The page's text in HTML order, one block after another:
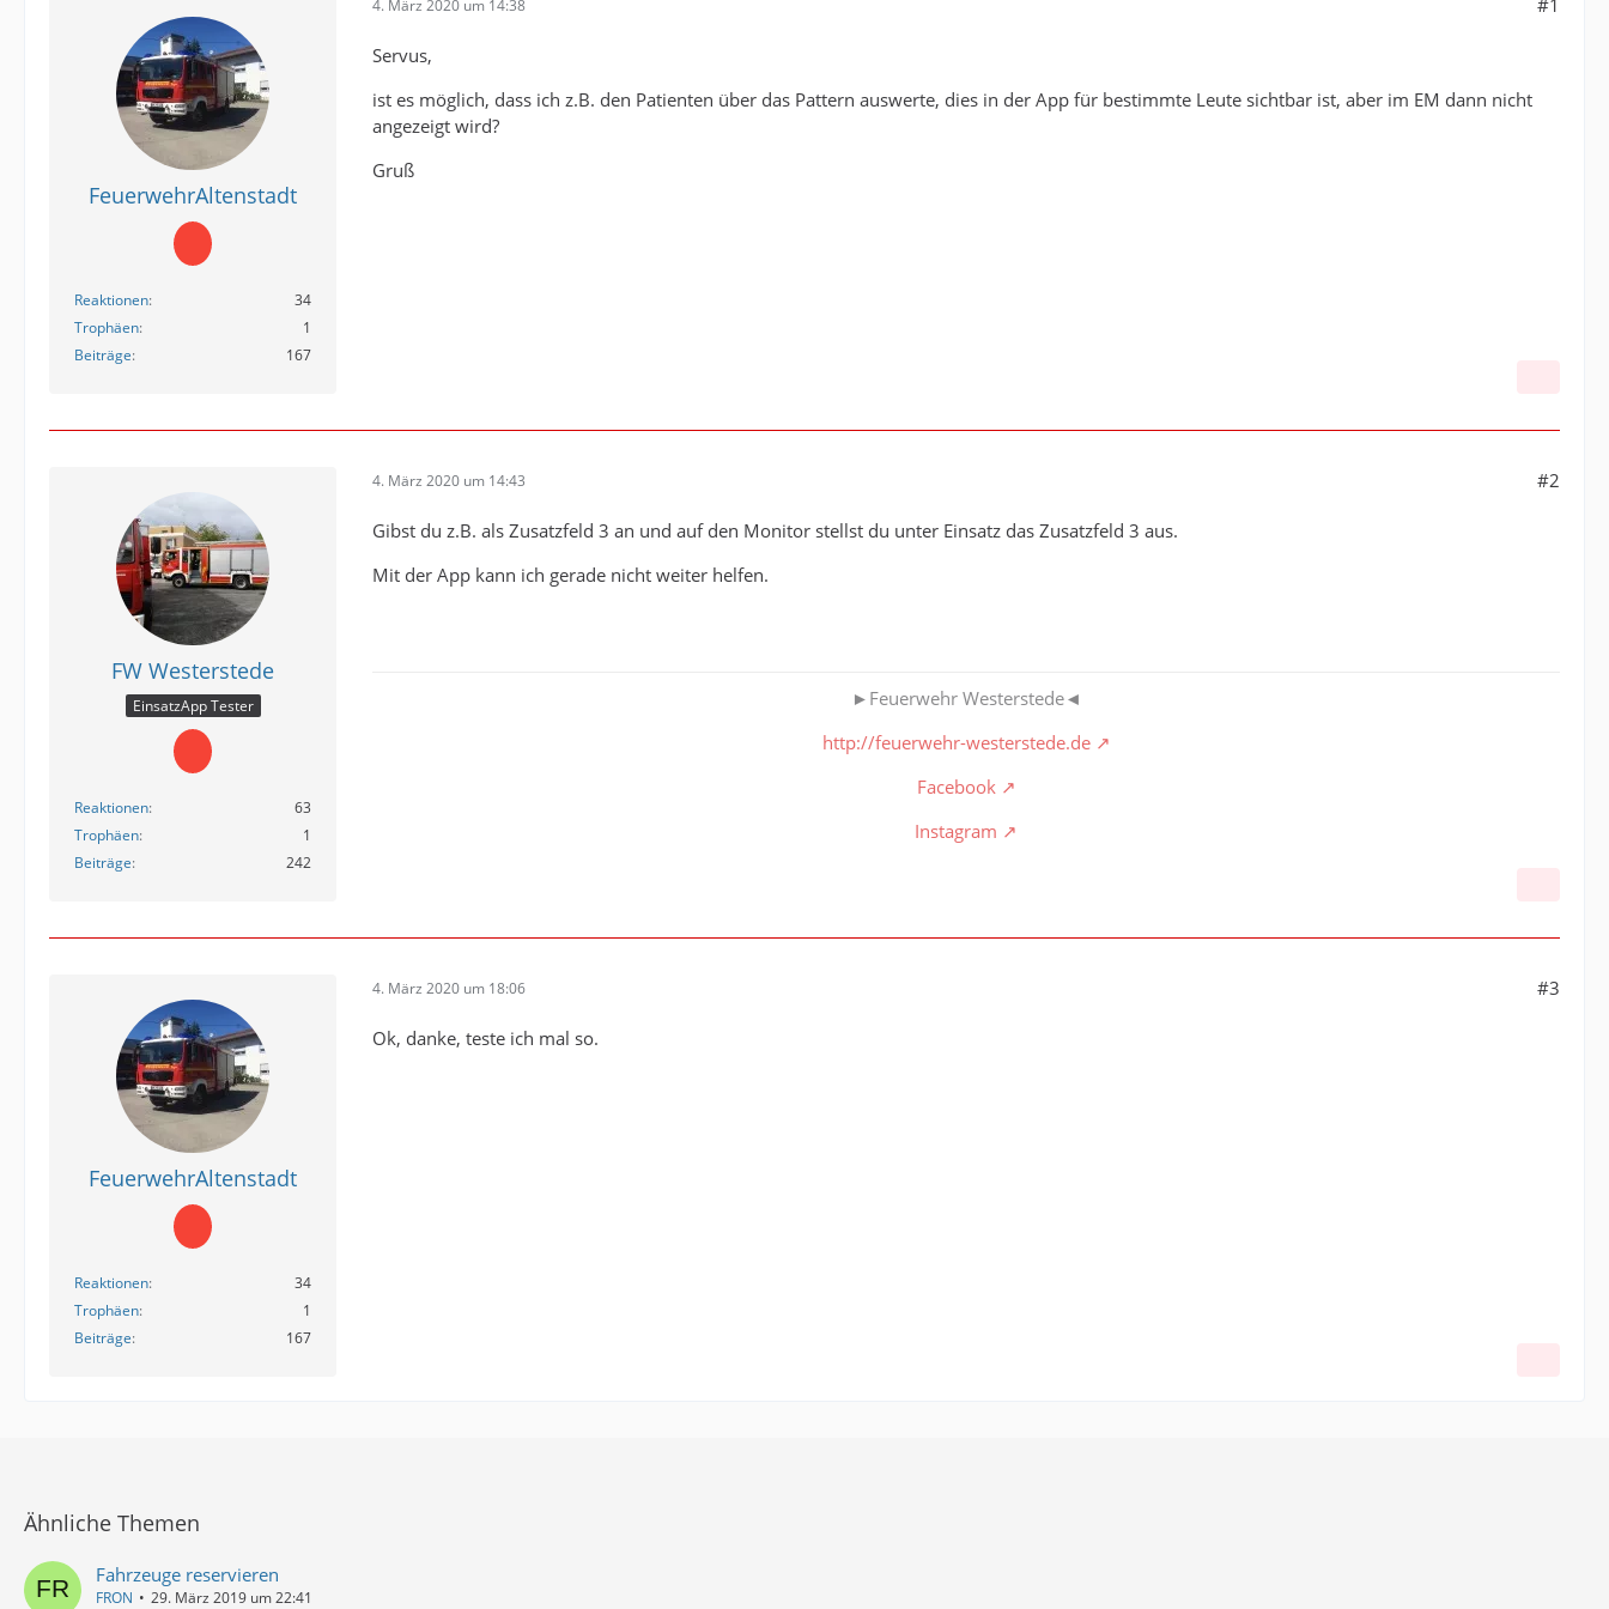
FeuerwehrAltenstadt
Reaktionen
34
Trophäen
1
Beiträge
167
4. März 2020 um 14:38 #1
Servus,
ist es möglich, dass ich z.B. den Patienten über das Pattern auswerte, dies in der App für bestimmte Leute sichtbar ist, aber im EM dann nicht
angezeigt wird?
Gruß
FW Westerstede
EinsatzApp Tester
Reaktionen
63
Trophäen
1
Beiträge
242
4. März 2020 um 14:43 #2
Gibst du z.B. als Zusatzfeld 3 an und auf den Monitor stellst du unter Einsatz das Zusatzfeld 3 aus.
Mit der App kann ich gerade nicht weiter helfen.
►Feuerwehr Westerstede◄
http://feuerwehr-westerstede.de
Facebook
Instagram
FeuerwehrAltenstadt
Reaktionen
34
Trophäen
1
Beiträge
167
4. März 2020 um 18:06 #3
Ok, danke, teste ich mal so.
Ähnliche Themen
Fahrzeuge reservieren
FRON
29. März 2019 um 22:41